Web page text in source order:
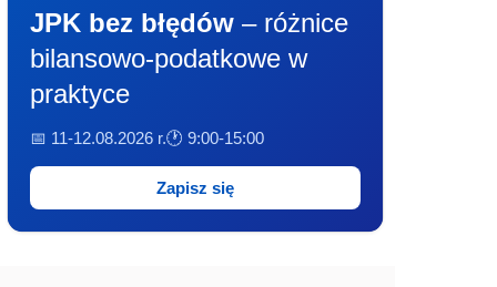
JPK bez błędów – różnice
bilansowo-podatkowe w
praktyce
📅 11-12.08.2026 r.🕐 9:00-15:00
Zapisz się